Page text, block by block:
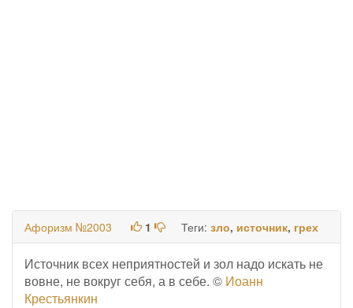
Афоризм №2003 1 Теги: зло, источник, грех
Источник всех неприятностей и зол надо искать не
вовне, не вокруг себя, а в себе. © Иоанн
Крестьянкин